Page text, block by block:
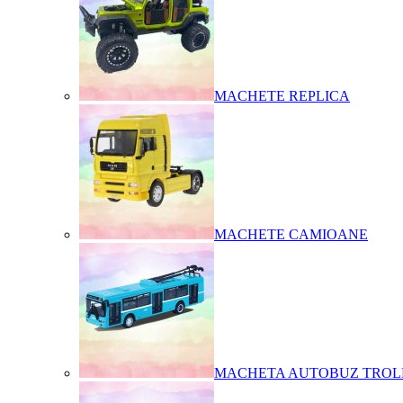
MACHETE REPLICA
MACHETE CAMIOANE
MACHETA AUTOBUZ